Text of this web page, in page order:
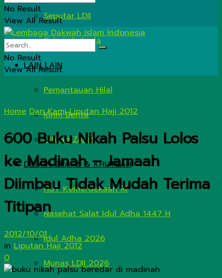
Seputar LDII
Tahukah Anda
LAIN LAIN
Pemantauan Hilal
Kirim Berita
Hitung Zakat
DESAIN GRAFIS & KHUTBAH
HUT Kemerdekaan RI
Nasehat Salat Idul Adha 1447 H
Idul Adha 2026
Munas LDII 2026
No Result
View All Result
No Result
View All Result
Home Dari Kami Liputan Haji 2012
600 Buku Nikah Palsu Lolos
ke Madinah – Jamaah
Diimbau Tidak Mudah Terima
Titipan
2012/10/01
in Liputan Haji 2012
0